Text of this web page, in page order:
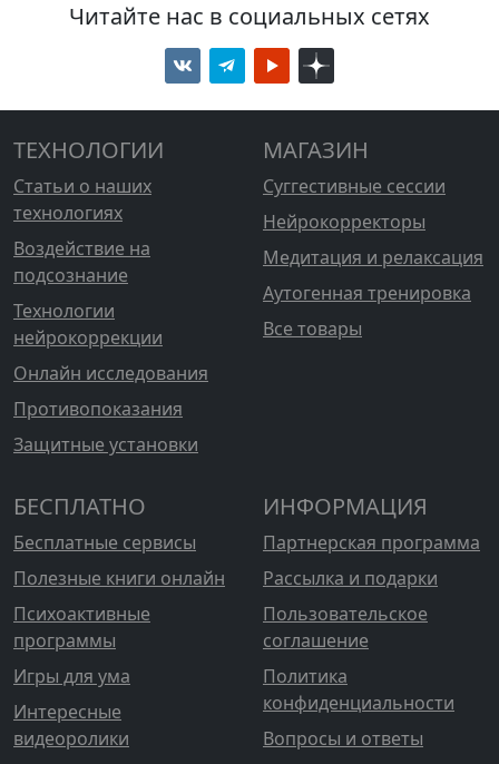
Читайте нас в социальных сетях
ТЕХНОЛОГИИ
Статьи о наших
технологиях
Воздействие на
подсознание
Технологии
нейрокоррекции
Онлайн исследования
Противопоказания
Защитные установки
МАГАЗИН
Суггестивные сессии
Нейрокорректоры
Медитация и релаксация
Аутогенная тренировка
Все товары
БЕСПЛАТНО
Бесплатные сервисы
Полезные книги онлайн
Психоактивные
программы
Игры для ума
Интересные
видеоролики
ИНФОРМАЦИЯ
Партнерская программа
Рассылка и подарки
Пользовательское
соглашение
Политика
конфиденциальности
Вопросы и ответы